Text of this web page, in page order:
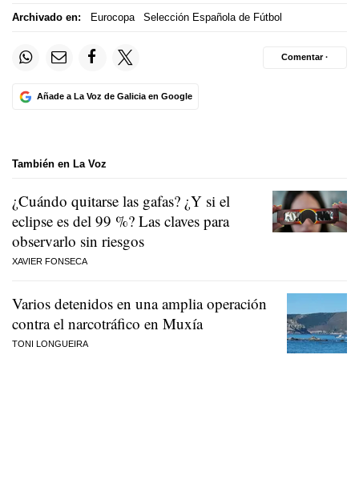
Archivado en: Eurocopa Selección Española de Fútbol
Añade a La Voz de Galicia en Google
Comentar ·
También en La Voz
¿Cuándo quitarse las gafas? ¿Y si el
eclipse es del 99 %? Las claves para
observarlo sin riesgos
XAVIER FONSECA
Varios detenidos en una amplia operación
contra el narcotráfico en Muxía
TONI LONGUEIRA